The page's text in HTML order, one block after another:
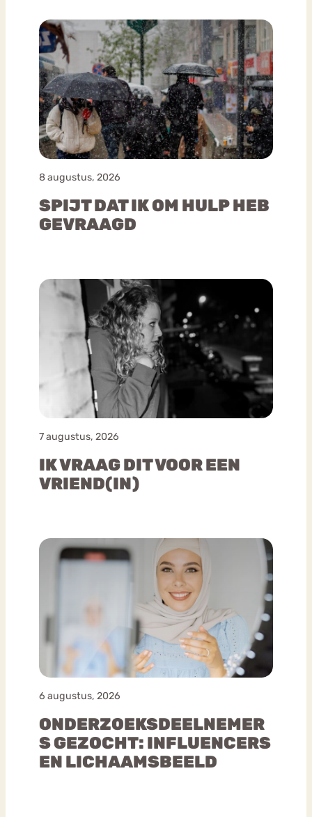
8 augustus, 2026
SPIJT DAT IK OM HULP HEB
GEVRAAGD
7 augustus, 2026
IK VRAAG DIT VOOR EEN
VRIEND(IN)
6 augustus, 2026
ONDERZOEKSDEELNEMER
S GEZOCHT: INFLUENCERS
EN LICHAAMSBEELD